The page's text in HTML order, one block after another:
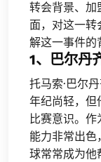
转会背景、加
面，对这一转
解这一事件的
1、巴尔丹
托马索·巴尔
年纪尚轻，但
比赛意识。
能力非常出色
球常常成为他